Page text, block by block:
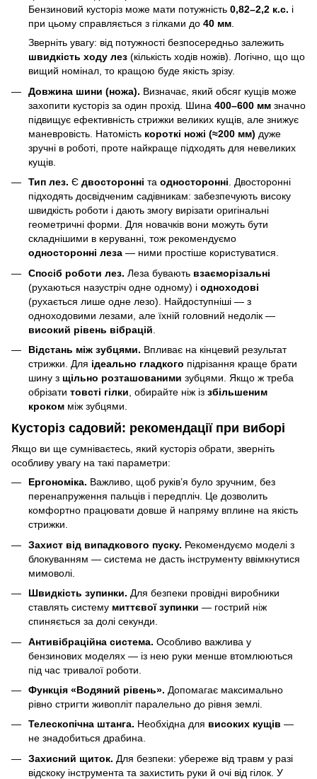
Бензиновий кусторіз може мати потужність 0,82–2,2 к.с. і
при цьому справляється з гілками до 40 мм.
Зверніть увагу: від потужності безпосередньо залежить
швидкість ходу лез (кількість ходів ножів). Логічно, що що
вищий номінал, то кращою буде якість зрізу.
Довжина шини (ножа). Визначає, який обсяг кущів може
захопити кусторіз за один прохід. Шина 400–600 мм значно
підвищує ефективність стрижки великих кущів, але знижує
маневровість. Натомість короткі ножі (≈200 мм) дуже
зручні в роботі, проте найкраще підходять для невеликих
кущів.
Тип лез. Є двосторонні та односторонні . Двосторонні
підходять досвідченим садівникам: забезпечують високу
швидкість роботи і дають змогу вирізати оригінальні
геометричні форми. Для новачків вони можуть бути
складнішими в керуванні, тож рекомендуємо
односторонні леза — ними простіше користуватися.
Спосіб роботи лез. Леза бувають взаєморізальні
(рухаються назустріч одне одному) і одноходові
(рухається лише одне лезо). Найдоступніші — з
одноходовими лезами, але їхній головний недолік —
високий рівень вібрацій
Відстань між зубцями. Впливає на кінцевий результат
стрижки. Для ідеально гладкого підрізання краще брати
шину з щільно розташованими зубцями. Якщо ж треба
обрізати товсті гілки , обирайте ніж із збільшеним
кроком між зубцями.
Кусторіз садовий: рекомендації при виборі
Якщо ви ще сумніваєтесь, який кусторіз обрати, зверніть
особливу увагу на такі параметри:
Ергономіка. Важливо, щоб руків’я було зручним, без
перенапруження пальців і передпліч. Це дозволить
комфортно працювати довше й напряму вплине на якість
стрижки.
Захист від випадкового пуску. Рекомендуємо моделі з
блокуванням — система не дасть інструменту ввімкнутися
мимоволі.
Швидкість зупинки. Для безпеки провідні виробники
ставлять систему миттєвої зупинки — гострий ніж
спиняється за долі секунди.
Антивібраційна система. Особливо важлива у
бензинових моделях — із нею руки менше втомлюються
під час тривалої роботи.
Функція «Водяний рівень». Допомагає максимально
рівно стригти живопліт паралельно до рівня землі.
Телескопічна штанга. Необхідна для високих кущів —
не знадобиться драбина.
Захисний щиток. Для безпеки: убереже від травм у разі
відскоку інструмента та захистить руки й очі від гілок. У